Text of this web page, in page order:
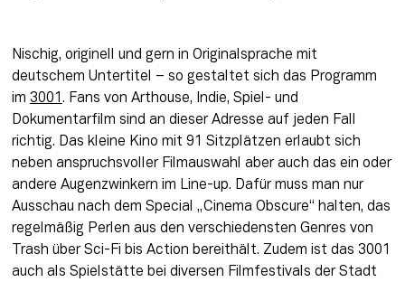
Nischig, originell und gern in Originalsprache mit
deutschem Untertitel – so gestaltet sich das Programm
im 3001 . Fans von Arthouse, Indie, Spiel- und
Dokumentarfilm sind an dieser Adresse auf jeden Fall
richtig. Das kleine Kino mit 91 Sitzplätzen erlaubt sich
neben anspruchsvoller Filmauswahl aber auch das ein oder
andere Augenzwinkern im Line-up. Dafür muss man nur
Ausschau nach dem Special „Cinema Obscure“ halten, das
regelmäßig Perlen aus den verschiedensten Genres von
Trash über Sci-Fi bis Action bereithält. Zudem ist das 3001
auch als Spielstätte bei diversen Filmfestivals der Stadt